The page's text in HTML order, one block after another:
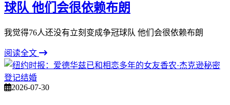
球队 他们会很依赖布朗
我觉得76人还没有立刻变成争冠球队 他们会很依赖布朗
阅读全文
2026-07-30